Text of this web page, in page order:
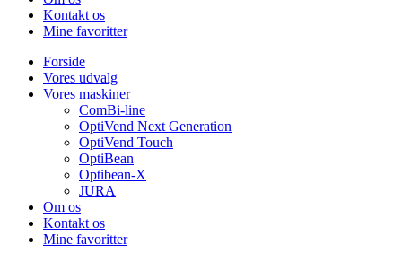
Kontakt os
Mine favoritter
Forside
Vores udvalg
Vores maskiner
ComBi-line
OptiVend Next Generation
OptiVend Touch
OptiBean
Optibean-X
JURA
Om os
Kontakt os
Mine favoritter